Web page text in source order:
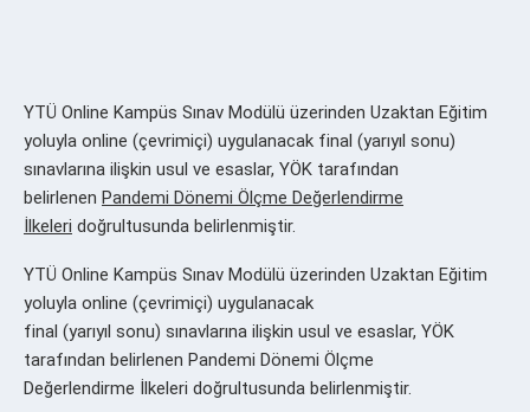
YTÜ Online Kampüs Sınav Modülü üzerinden Uzaktan Eğitim
yoluyla online (çevrimiçi) uygulanacak final (yarıyıl sonu)
sınavlarına ilişkin usul ve esaslar, YÖK tarafından
belirlenen Pandemi Dönemi Ölçme Değerlendirme
İlkeleri doğrultusunda belirlenmiştir.
YTÜ Online Kampüs Sınav Modülü üzerinden Uzaktan Eğitim
yoluyla online (çevrimiçi) uygulanacak
final (yarıyıl sonu) sınavlarına ilişkin usul ve esaslar, YÖK
tarafından belirlenen Pandemi Dönemi Ölçme
Değerlendirme İlkeleri doğrultusunda belirlenmiştir.